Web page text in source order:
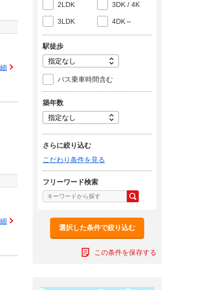
2LDK 3DK / 4K
3LDK 4DK～
駅徒歩
バス乗車時間含む
築年数
さらに絞り込む
こだわり条件を見る
フリーワード検索
選択した条件で絞り込む
この条件を保存する